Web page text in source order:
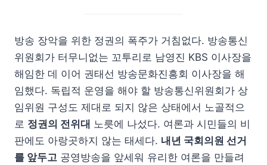
방송 장악을 위한 정권의 폭주가 거침없다. 방송통신
위원회가 터무니없는 꼬투리로 남영진 KBS 이사장을
해임한 데 이어 권태선 방송문화진흥회 이사장을 해
임했다. 독립적 운영을 해야 할 방송통신위원회가 상
임위원 구성도 제대로 되지 않은 상태에서 노골적으
로 정권의 전위대 노릇에 나섰다. 여론과 시민들의 비
판에도 아랑곳하지 않는 태세다. 내년 국회의원 선거
를 앞두고 공영방송을 앞세워 유리한 여론을 만들려